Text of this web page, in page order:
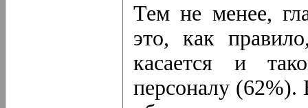
Тем не менее,
это, как
касается и
персоналу